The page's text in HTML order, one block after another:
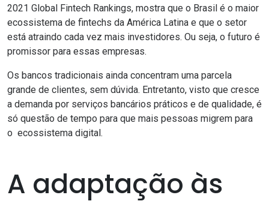
2021 Global Fintech Rankings, mostra que o Brasil é o maior
ecossistema de fintechs da América Latina e que o setor
está atraindo cada vez mais investidores. Ou seja, o futuro é
promissor para essas empresas.
Os bancos tradicionais ainda concentram uma parcela
grande de clientes, sem dúvida. Entretanto, visto que cresce
a demanda por serviços bancários práticos e de qualidade, é
só questão de tempo para que mais pessoas migrem para
o ecossistema digital.
A adaptação às